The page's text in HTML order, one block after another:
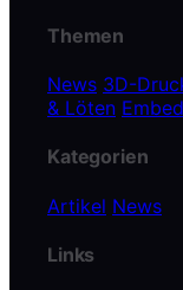
Themen
News 3D-
& Löten
Kategorien
Artikel News
Links